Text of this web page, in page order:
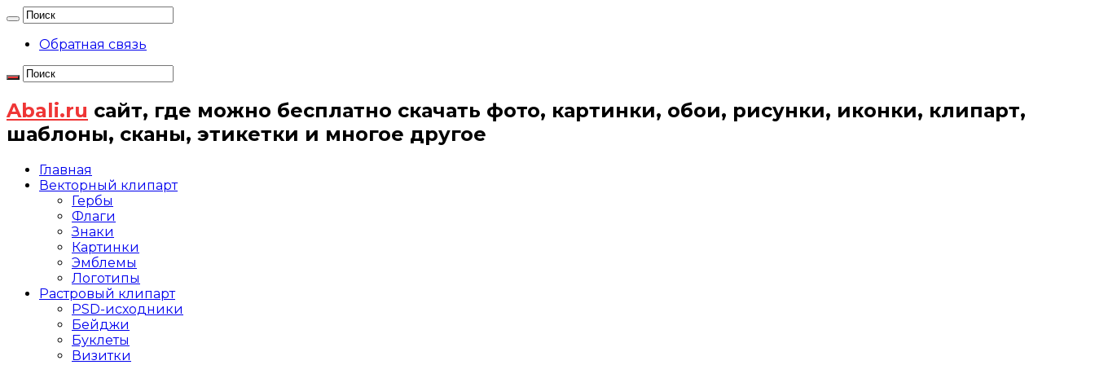
Обратная связь
Abali.ru сайт, где можно бесплатно скачать фото, картинки, обои, рисунки, иконки, клипарт,
шаблоны, сканы, этикетки и многое другое
Главная
Векторный клипарт
Гербы
Флаги
Знаки
Картинки
Эмблемы
Логотипы
Растровый клипарт
PSD-исходники
Бейджи
Буклеты
Визитки